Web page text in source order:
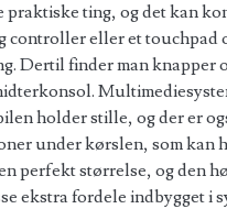
ting, og det kan
controller eller et touchpad
Dertil finder man knapper
holder stille, og der er
under kørslen, som kan
perfekt størrelse, og den
ekstra fordele indbygget i